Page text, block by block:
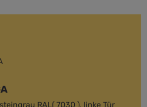
RAL( 7030 ), linke Tür